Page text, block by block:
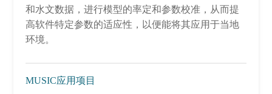
和水文数据，进行模型的率定和参数校准，从而提
高软件特定参数的适应性，以便能将其应用于当地
环境。
MUSIC应用项目